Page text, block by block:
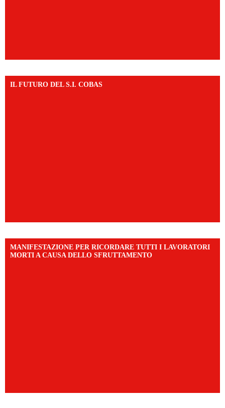
IL FUTURO DEL S.I. COBAS
MANIFESTAZIONE PER RICORDARE TUTTI I LAVORATORI
MORTI A CAUSA DELLO SFRUTTAMENTO